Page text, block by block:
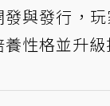
與發行，
性格並升